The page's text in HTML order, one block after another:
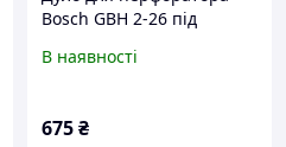
Bosch GBH 2-26 під
В наявності
675₴